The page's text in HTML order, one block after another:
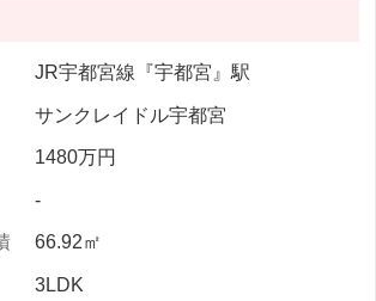
JR宇都宮線『宇都宮』駅
サンクレイドル宇都宮
1480万円
-
66.92㎡
3LDK